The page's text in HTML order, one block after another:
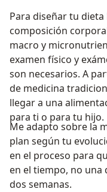
Para diseñar tu
composición
macro y
examen físico y
son necesarios. A
de medicina
llegar a una
para ti o para tu hijo.
Me adapto sobre la
plan según tu
en el proceso para
en el tiempo, no una
dos semanas.